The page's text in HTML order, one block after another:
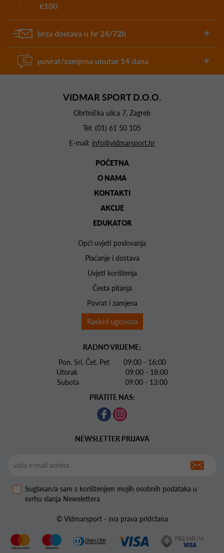
€100
brza dostava u hr 24/72h
povrat/zamjena unutar 14 dana
VIDMAR SPORT D.O.O.
Obrtnička ulica 7, Zagreb
Tel: (01) 61 50 105
E-mail: info@vidmarsport.hr
POČETNA
O NAMA
KONTAKTI
AKCIJE
EDUKATOR
Opći uvjeti poslovanja
Plaćanje i dostava
Uvjeti korištenja
Česta pitanja
Povrat i zamjena
Raskid ugovora
RADNO VRIJEME:
Pon. Sri. Čet. Pet 09:00 - 16:00
Utorak 09:00 - 18:00
Subota 09:00 - 13:00
PRATITE NAS:
NEWSLETTER PRIJAVA
Suglasan/a sam s korištenjem mojih osobnih podataka u
svrhu slanja Newslettera
© Vidmarsport - sva prava pridržana